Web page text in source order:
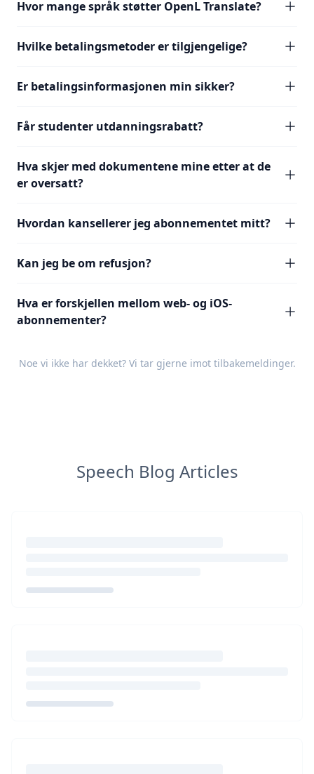
Hvor mange språk støtter OpenL Translate?
Hvilke betalingsmetoder er tilgjengelige?
Er betalingsinformasjonen min sikker?
Får studenter utdanningsrabatt?
Hva skjer med dokumentene mine etter at de
er oversatt?
Hvordan kansellerer jeg abonnementet mitt?
Kan jeg be om refusjon?
Hva er forskjellen mellom web- og iOS-
abonnementer?
Noe vi ikke har dekket? Vi tar gjerne imot tilbakemeldinger.
Speech Blog Articles